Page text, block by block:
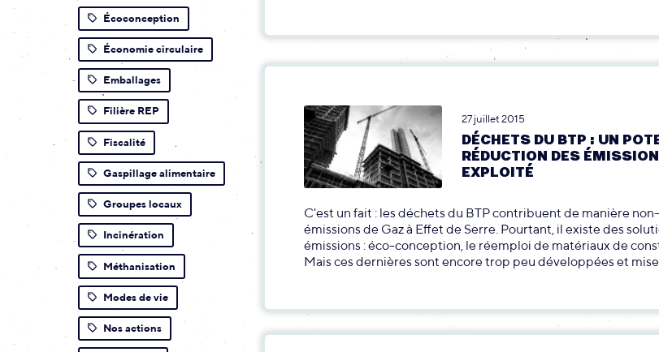
Écoconception
Économie circulaire
Emballages
Filière REP
Fiscalité
Gaspillage alimentaire
Groupes locaux
Incinération
Méthanisation
Modes de vie
Nos actions
27 juillet 2015
DÉCHETS DU BTP : UN
RÉDUCTION DES
EXPLOITÉ
C'est un fait : les déchets du BTP contribuent de manière
émissions de Gaz à Effet de Serre. Pourtant, il existe des
émissions : éco-conception, le réemploi de matériaux de
Mais ces dernières sont encore trop peu développées et